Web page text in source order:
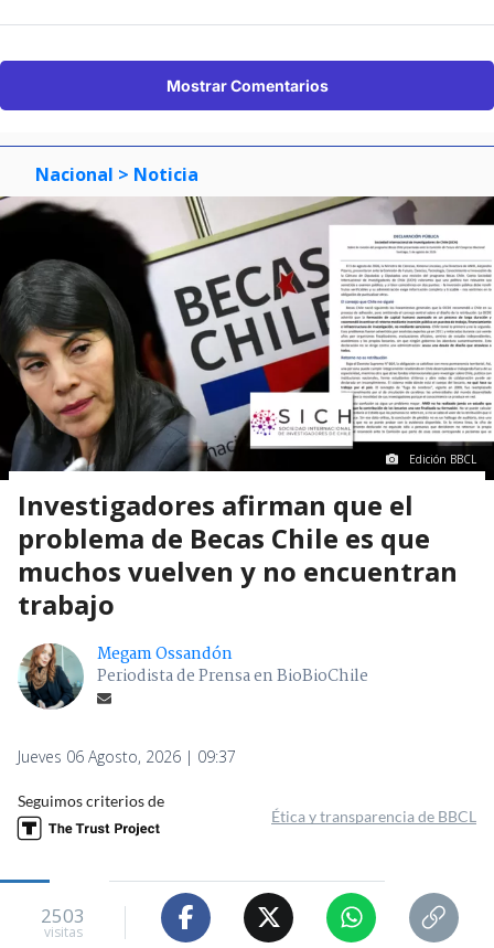
Mostrar Comentarios
Nacional > Noticia
Edición BBCL
Investigadores afirman que el
problema de Becas Chile es que
muchos vuelven y no encuentran
trabajo
Megam Ossandón
Periodista de Prensa en BioBioChile
Jueves 06 Agosto, 2026 | 09:37
Seguimos criterios de
Ética y transparencia de BBCL
2503
visitas